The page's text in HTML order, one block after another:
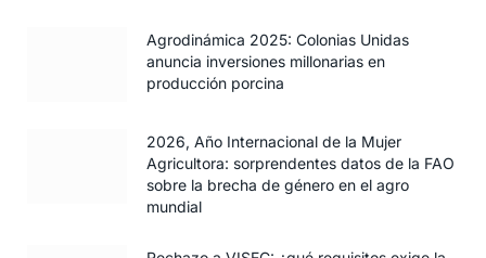
Agrodinámica 2025: Colonias Unidas
anuncia inversiones millonarias en
producción porcina
2026, Año Internacional de la Mujer
Agricultora: sorprendentes datos de la FAO
sobre la brecha de género en el agro
mundial